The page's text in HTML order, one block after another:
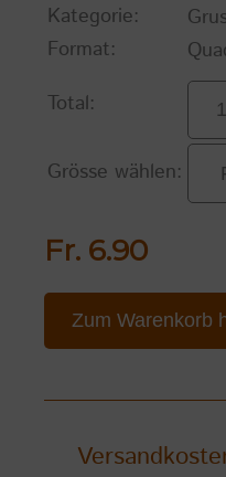
Kategorie:
Format:
Total:
Grösse wählen:
Fr. 6.90
Zum Warenkorb